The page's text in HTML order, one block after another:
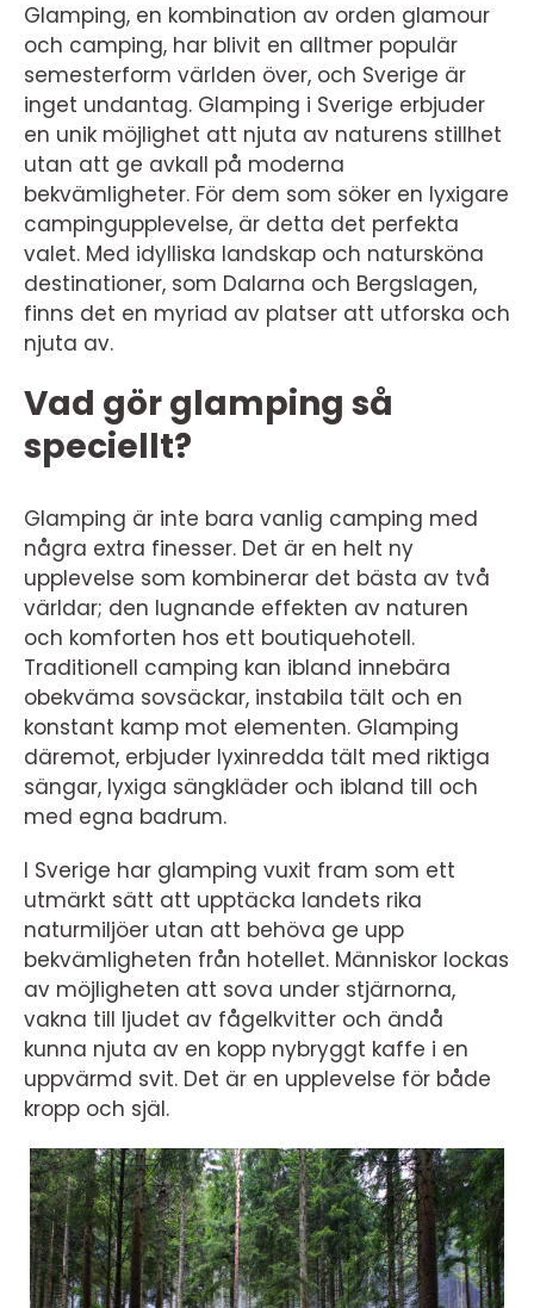
Glamping, en kombination av orden glamour
och camping, har blivit en alltmer populär
semesterform världen över, och Sverige är
inget undantag. Glamping i Sverige erbjuder
en unik möjlighet att njuta av naturens stillhet
utan att ge avkall på moderna
bekvämligheter. För dem som söker en lyxigare
campingupplevelse, är detta det perfekta
valet. Med idylliska landskap och natursköna
destinationer, som Dalarna och Bergslagen,
finns det en myriad av platser att utforska och
njuta av.
Vad gör glamping så
speciellt?
Glamping är inte bara vanlig camping med
några extra finesser. Det är en helt ny
upplevelse som kombinerar det bästa av två
världar; den lugnande effekten av naturen
och komforten hos ett boutiquehotell.
Traditionell camping kan ibland innebära
obekväma sovsäckar, instabila tält och en
konstant kamp mot elementen. Glamping
däremot, erbjuder lyxinredda tält med riktiga
sängar, lyxiga sängkläder och ibland till och
med egna badrum.
I Sverige har glamping vuxit fram som ett
utmärkt sätt att upptäcka landets rika
naturmiljöer utan att behöva ge upp
bekvämligheten från hotellet. Människor lockas
av möjligheten att sova under stjärnorna,
vakna till ljudet av fågelkvitter och ändå
kunna njuta av en kopp nybryggt kaffe i en
uppvärmd svit. Det är en upplevelse för både
kropp och själ.